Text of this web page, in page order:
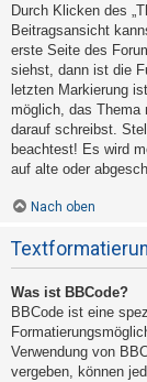
Durch Klicken des
Beitragsansicht
erste Seite des
siehst, dann ist die
letzten Markierung
möglich, das Thema
darauf schreibst.
beachtest! Es wird
auf alte oder
Nach oben
Was ist BBCode?
BBCode ist eine
Verwendung von
vergeben, können